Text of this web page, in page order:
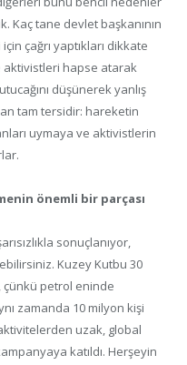
Kaç tane devlet başkanının
çağrı yaptıkları dikkate
aktivistleri hapse atarak
düşünerek yanlış
tam tersidir: hareketin
uymaya ve aktivistlerin
önemli bir parçası
sonuçlanıyor,
Kuzey Kutbu 30
çünkü petrol eninde
zamanda 10 milyon kişi
uzak, global
katıldı. Herşeyin